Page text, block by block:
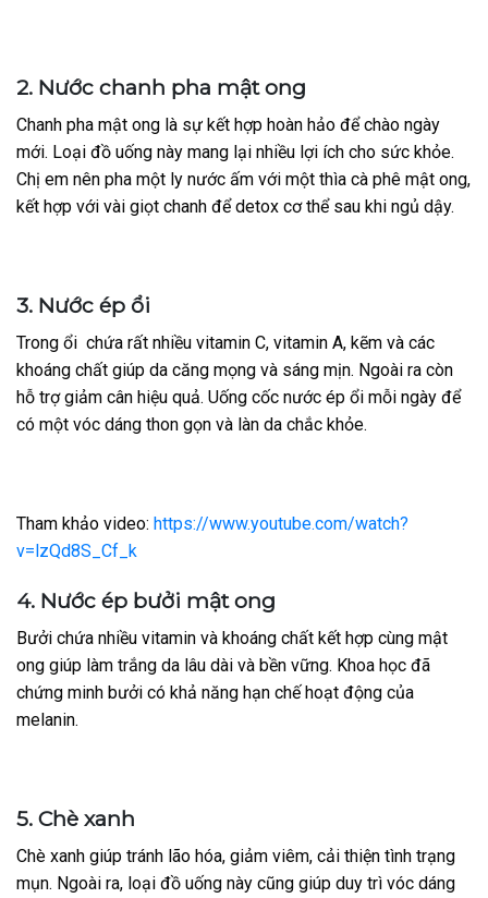
2. Nước chanh pha mật ong
Chanh pha mật ong là sự kết hợp hoàn hảo để chào ngày
mới. Loại đồ uống này mang lại nhiều lợi ích cho sức khỏe.
Chị em nên pha một ly nước ấm với một thìa cà phê mật ong,
kết hợp với vài giọt chanh để detox cơ thể sau khi ngủ dậy.
3. Nước ép ổi
Trong ổi chứa rất nhiều vitamin C, vitamin A, kẽm và các
khoáng chất giúp da căng mọng và sáng mịn. Ngoài ra còn
hỗ trợ giảm cân hiệu quả. Uống cốc nước ép ổi mỗi ngày để
có một vóc dáng thon gọn và làn da chắc khỏe.
Tham khảo video: https://www.youtube.com/watch?
v=lzQd8S_Cf_k
4. Nước ép bưởi mật ong
Bưởi chứa nhiều vitamin và khoáng chất kết hợp cùng mật
ong giúp làm trắng da lâu dài và bền vững. Khoa học đã
chứng minh bưởi có khả năng hạn chế hoạt động của
melanin.
5. Chè xanh
Chè xanh giúp tránh lão hóa, giảm viêm, cải thiện tình trạng
mụn. Ngoài ra, loại đồ uống này cũng giúp duy trì vóc dáng